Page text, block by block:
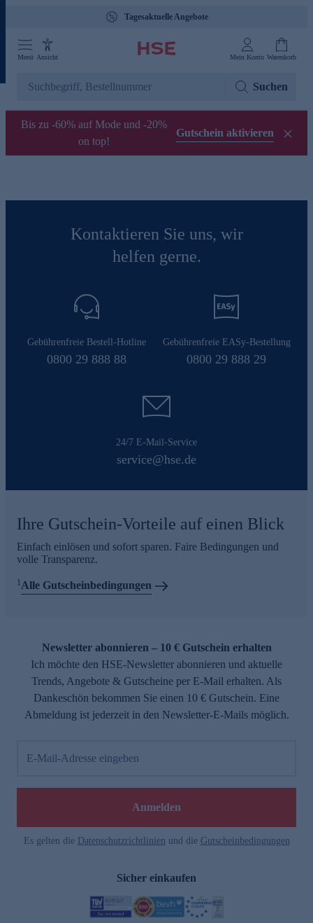
Tagesaktuelle Angebote
Menü Ansicht Mein Konto Warenkorb
Suchen
Bis zu -60% auf Mode und -20%
on top!
Gutschein aktivieren
Kontaktieren Sie uns, wir
helfen gerne.
Gebührenfreie Bestell-Hotline
0800 29 888 88
Gebührenfreie EASy-Bestellung
0800 29 888 29
24/7 E-Mail-Service
service@hse.de
Ihre Gutschein-Vorteile auf einen Blick
Einfach einlösen und sofort sparen. Faire Bedingungen und
volle Transparenz.
1Alle Gutscheinbedingungen
Newsletter abonnieren – 10 € Gutschein erhalten
Ich möchte den HSE-Newsletter abonnieren und aktuelle
Trends, Angebote & Gutscheine per E-Mail erhalten. Als
Dankeschön bekommen Sie einen 10 € Gutschein. Eine
Abmeldung ist jederzeit in den Newsletter-E-Mails möglich.
E-Mail-Adresse eingeben
Anmelden
Es gelten die Datenschutzrichtlinien und die Gutscheinbedingungen
Sicher einkaufen